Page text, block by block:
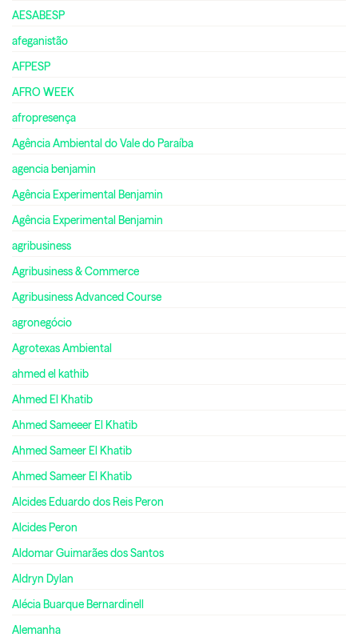
AESABESP
afeganistão
AFPESP
AFRO WEEK
afropresença
Agência Ambiental do Vale do Paraíba
agencia benjamin
Agência Experimental Benjamin
Agência Experimental Benjamin
agribusiness
Agribusiness & Commerce
Agribusiness Advanced Course
agronegócio
Agrotexas Ambiental
ahmed el kathib
Ahmed El Khatib
Ahmed Sameeer El Khatib
Ahmed Sameer El Khatib
Ahmed Sameer El Khatib
Alcides Eduardo dos Reis Peron
Alcides Peron
Aldomar Guimarães dos Santos
Aldryn Dylan
Alécia Buarque Bernardinell
Alemanha